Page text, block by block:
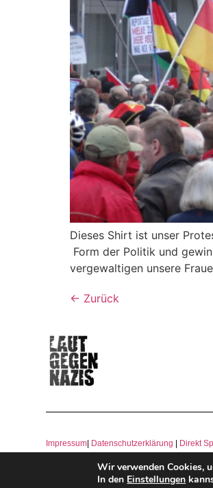
Dieses Shirt ist unser
Form der Politik und
vergewaltigen unsere
← Zurück
Impressum Datenschutzerklärung Direkt
Wir verwenden Cookies,
In den Einstellungen